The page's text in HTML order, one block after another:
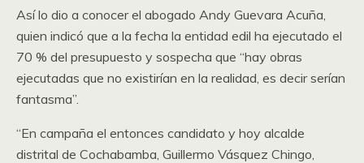
Así lo dio a conocer el abogado Andy Guevara Acuña,
quien indicó que a la fecha la entidad edil ha ejecutado el
70 % del presupuesto y sospecha que “hay obras
ejecutadas que no existirían en la realidad, es decir serían
fantasma”.
“En campaña el entonces candidato y hoy alcalde
distrital de Cochabamba, Guillermo Vásquez Chingo,